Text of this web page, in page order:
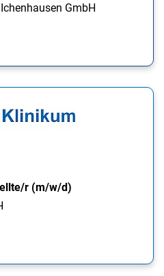
GmbH
r (m/w/d)